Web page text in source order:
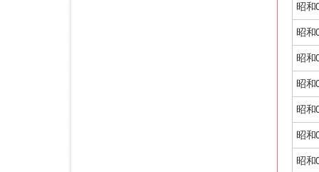
昭和
昭和
昭和
昭和
昭和
昭和
昭和